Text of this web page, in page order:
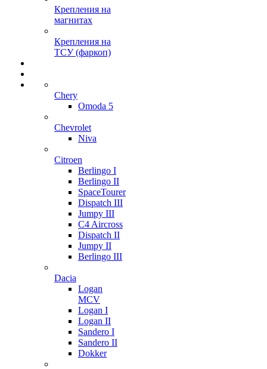
Крепления на
магнитах
Крепления на
ТСУ (фаркоп)
Chery
Omoda 5
Chevrolet
Niva
Citroen
Berlingo I
Berlingo II
SpaceTourer
Dispatch III
Jumpy III
C4 Aircross
Dispatch II
Jumpy II
Berlingo III
Dacia
Logan
MCV
Logan I
Logan II
Sandero I
Sandero II
Dokker